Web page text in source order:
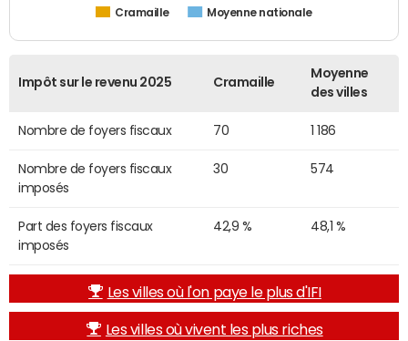
Cramaille Moyenne nationale
Impôt sur le revenu 2025 Cramaille
Moyenne
des villes
Nombre de foyers fiscaux 70 1 186
Nombre de foyers fiscaux
imposés
30 574
Part des foyers fiscaux
imposés
42,9 % 48,1 %
Les villes où l'on paye le plus d'IFI
Les villes où vivent les plus riches